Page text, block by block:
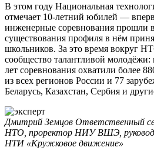
В этом году Национальная
отмечает 10-летний юбилей —
инженерные соревнования прошли
существования профиля в нём
школьников. За это время вокруг
сообщество талантливой
лет соревнования охватили более
из всех регионов России и 77
Беларусь, Казахстан, Сербия и
Дмитрий Земцов Ответственный
НТО, проректор НИУ ВШЭ,
НТИ «Кружковое движение»